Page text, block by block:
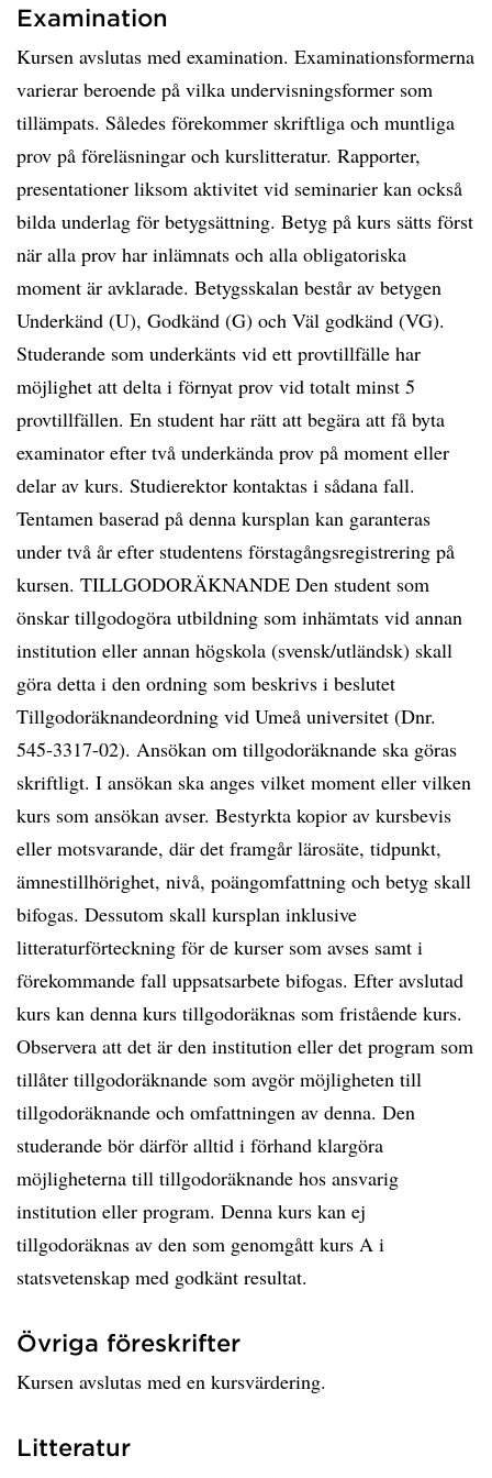
Examination
Kursen avslutas med examination. Examinationsformerna
varierar beroende på vilka undervisningsformer som
tillämpats. Således förekommer skriftliga och muntliga
prov på föreläsningar och kurslitteratur. Rapporter,
presentationer liksom aktivitet vid seminarier kan också
bilda underlag för betygsättning. Betyg på kurs sätts först
när alla prov har inlämnats och alla obligatoriska
moment är avklarade. Betygsskalan består av betygen
Underkänd (U), Godkänd (G) och Väl godkänd (VG).
Studerande som underkänts vid ett provtillfälle har
möjlighet att delta i förnyat prov vid totalt minst 5
provtillfällen. En student har rätt att begära att få byta
examinator efter två underkända prov på moment eller
delar av kurs. Studierektor kontaktas i sådana fall.
Tentamen baserad på denna kursplan kan garanteras
under två år efter studentens förstagångsregistrering på
kursen. TILLGODORÄKNANDE Den student som
önskar tillgodogöra utbildning som inhämtats vid annan
institution eller annan högskola (svensk/utländsk) skall
göra detta i den ordning som beskrivs i beslutet
Tillgodoräknandeordning vid Umeå universitet (Dnr.
545-3317-02). Ansökan om tillgodoräknande ska göras
skriftligt. I ansökan ska anges vilket moment eller vilken
kurs som ansökan avser. Bestyrkta kopior av kursbevis
eller motsvarande, där det framgår lärosäte, tidpunkt,
ämnestillhörighet, nivå, poängomfattning och betyg skall
bifogas. Dessutom skall kursplan inklusive
litteraturförteckning för de kurser som avses samt i
förekommande fall uppsatsarbete bifogas. Efter avslutad
kurs kan denna kurs tillgodoräknas som fristående kurs.
Observera att det är den institution eller det program som
tillåter tillgodoräknande som avgör möjligheten till
tillgodoräknande och omfattningen av denna. Den
studerande bör därför alltid i förhand klargöra
möjligheterna till tillgodoräknande hos ansvarig
institution eller program. Denna kurs kan ej
tillgodoräknas av den som genomgått kurs A i
statsvetenskap med godkänt resultat.
Övriga föreskrifter
Kursen avslutas med en kursvärdering.
Litteratur